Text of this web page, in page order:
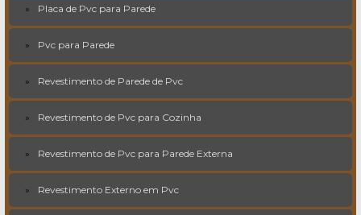
Placa de Pvc para Parede
Pvc para Parede
Revestimento de Parede de Pvc
Revestimento de Pvc para Cozinha
Revestimento de Pvc para Parede Externa
Revestimento Externo em Pvc